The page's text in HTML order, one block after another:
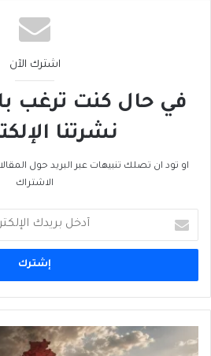
اشترك الآن
في حال كنت ترغب
نشرتنا
او تود ان تصلك تنبيهات عبر البريد حول
الاشتراك
بريدك
الإلكتروني
"حزب